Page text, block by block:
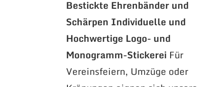
Bestickte Ehrenbänder und
Schärpen Individuelle und
Hochwertige Logo- und
Monogramm-Stickerei Für
Vereinsfeiern, Umzüge oder